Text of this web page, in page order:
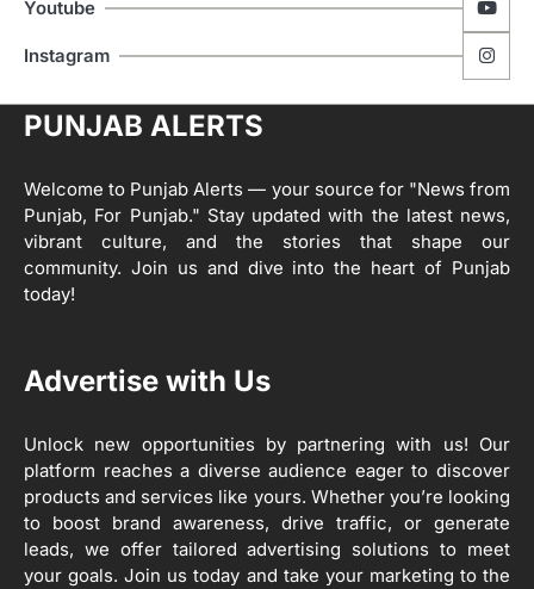
5
ਮੋਦੀ ਜੀ ਪੁਲਿਸ ਦੇ ਦਮ ‘ਤੇ ਨੈਸ਼ਨਲ ਟਾਊਨਹਾਲ
ਅਗੇਂਸਟ ਈ-20 ਨੂੰ ਰੋਕਣ ਦੀ ਕੋਸ਼ਿਸ਼ ਕਰ ਰਹੇ
ਹਨ- ਕੇਜਰੀਵਾਲ
Editor
Editor
2
ਖੇਤੀਬਾੜੀ ਵਿਭਾਗ ਵੱਲੋਂ ‘ਮਿਸ਼ਨ ਫਾਰ ਕਾਟਨ
ਪ੍ਰੋਡਕਟੀਵਿਟੀ’ ਅਧੀਨ ਪਿੰਡ ਬਧਾਈ ਵਿਖੇ ‘ਖੇਤ
ਰਾਸ਼ਟਰੀ ਮਨੁੱਖੀ ਅਧਿਕਾਰ ਕਮਿਸ਼ਨ ਦੇ ਮੈਂਬਰ
ਸਕੀਮਾਂ ਦਾ ਜਾਇਜ਼ਾ
Editor
4
ਹੁਸ਼ਿਆਰਪੁਰ ਜ਼ਿਲ੍ਹੇ ਵ‘ ਈ.ਐੱਫ. ਡਿਜੀਟਾਈਜ਼ੇਸ਼ਨ
ਦਾ ਕੰਮ 99.92 ਫੀਸਦੀ ਮੁਕੰਮਲ: ਜ਼ਿਲ੍ਹਾ ਚੋਣ
ਅਫ਼ਸਰ
Editor
Youtube
Instagram
PUNJAB ALERTS
Welcome to Punjab Alerts — your source for "News from
Punjab, For Punjab." Stay updated with the latest news,
vibrant culture, and the stories that shape our
community. Join us and dive into the heart of Punjab
today!
Advertise with Us
Unlock new opportunities by partnering with us! Our
platform reaches a diverse audience eager to discover
products and services like yours. Whether you’re looking
to boost brand awareness, drive traffic, or generate
leads, we offer tailored advertising solutions to meet
your goals. Join us today and take your marketing to the